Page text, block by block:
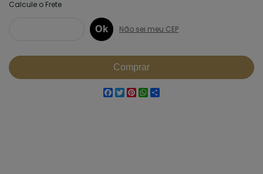
Facebook
Twitter
Pinterest
WhatsApp